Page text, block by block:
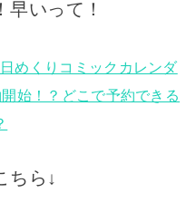
いって！
めくりコミックカレンダ
始！？どこで予約できる
ちら↓